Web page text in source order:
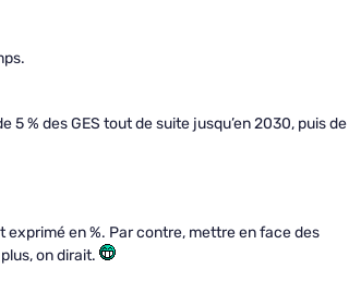
% des GES tout de suite jusqu’en 2030, puis de
exprimé en %. Par contre, mettre en face des
on dirait.